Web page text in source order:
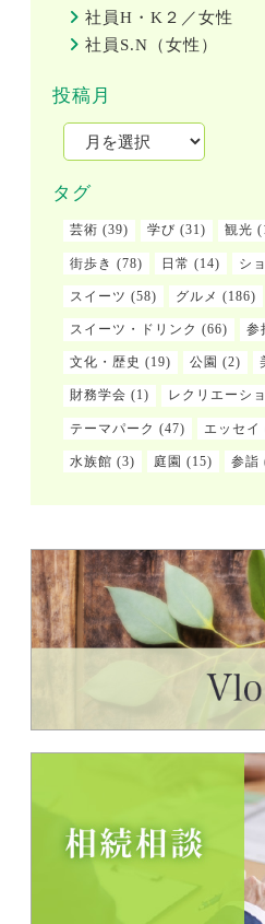
社員H・K２／女性
社員S.N（女性）
投稿月
タグ
芸術 (39) 学び (31) 観光
街歩き (78) 日常 (14) シ
スイーツ (58) グルメ (186)
スイーツ・ドリンク (66) 参
文化・歴史 (19) 公園 (2)
財務学会 (1) レクリエーシ
テーマパーク (47) エッセイ
水族館 (3) 庭園 (15) 参詣